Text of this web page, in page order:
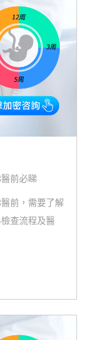
前必睇
前，需要了解
查流程及醫